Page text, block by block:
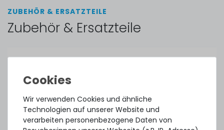
ZUBEHÖR & ERSATZTEILE
Zubehör & Ersatzteile
394Stück sofort lieferbar
1-2 Tage*
Wir verwenden Cookies und ähnliche
Technologien auf unserer Website und
verarbeiten personenbezogene Daten von